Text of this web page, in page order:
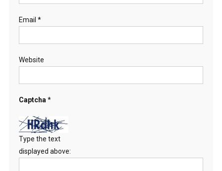
Email *
Website
Captcha*
Type the text
displayed above: